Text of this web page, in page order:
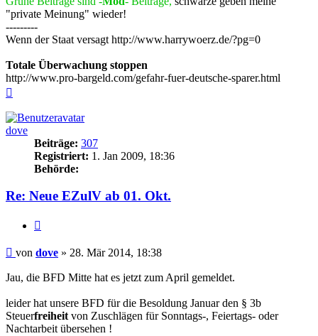
"private Meinung" wieder!
---------
Wenn der Staat versagt http://www.harrywoerz.de/?pg=0
Totale Überwachung stoppen
http://www.pro-bargeld.com/gefahr-fuer-deutsche-sparer.html
dove
Beiträge: 307
Registriert: 1. Jan 2009, 18:36
Behörde:
Re: Neue EZulV ab 01. Okt.
Beitrag
von dove » 28. Mär 2014, 18:38
Jau, die BFD Mitte hat es jetzt zum April gemeldet.
leider hat unsere BFD für die Besoldung Januar den § 3b
Steuerfreiheit von Zuschlägen für Sonntags-, Feiertags- oder
Nachtarbeit übersehen !